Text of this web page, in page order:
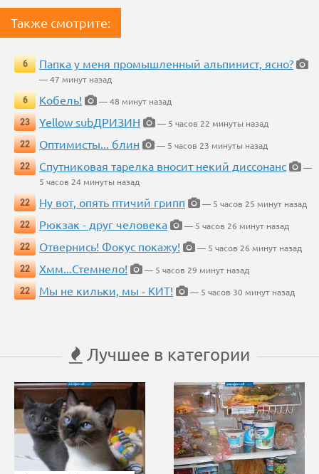
Также смотрите:
6 Папка у меня промышленный альпинист, ясно?
— 47 минут назад
6
Кобель!
— 48 минут назад
23
Yellow subДРИЗИН
— 5 часов 22 минуты назад
22
Оптимисты... блин
— 5 часов 23 минуты назад
22
Спутниковая тарелка вносит некий диссонанс
—
5 часов 24 минуты назад
22
Ну вот, опять птичий грипп
— 5 часов 25 минут назад
22
Рюкзак - друг человека
— 5 часов 26 минут назад
22
Отвернись! Фокус покажу!
— 5 часов 26 минут назад
22
Хмм...Стемнело!
— 5 часов 29 минут назад
22
Мы не кильки, мы - КИТ! — 5 часов 30 минут назад
Лучшее в категории